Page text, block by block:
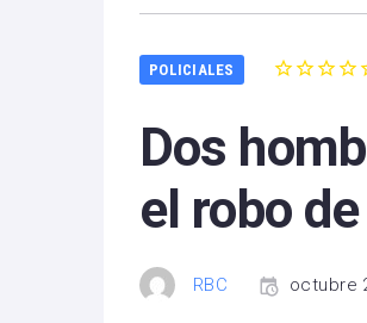
POLICIALES
Dos
el robo
RBC octubre